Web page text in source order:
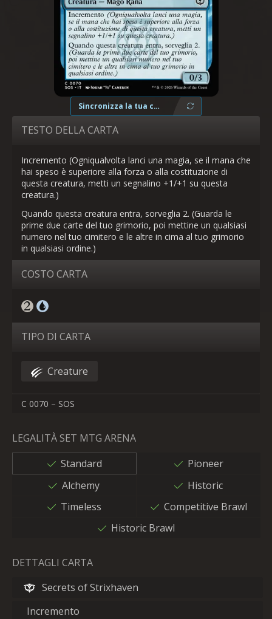
Sincronizza la tua collezione
TESTO DELLA CARTA
Incremento (Ogniqualvolta lanci una magia, se il mana che
hai speso è superiore alla forza o alla costituzione di
questa creatura, metti un segnalino +1/+1 su questa
creatura.)
Quando questa creatura entra, sorveglia 2. (Guarda le
prime due carte del tuo grimorio, poi mettine un qualsiasi
numero nel tuo cimitero e le altre in cima al tuo grimorio
in qualsiasi ordine.)
COSTO CARTA
TIPO DI CARTA
Creature
C 0070 – SOS
LEGALITÀ SET MTG ARENA
Standard
Pioneer
Alchemy
Historic
Timeless
Competitive Brawl
Historic Brawl
DETTAGLI CARTA
Incremento
Secrets of Strixhaven